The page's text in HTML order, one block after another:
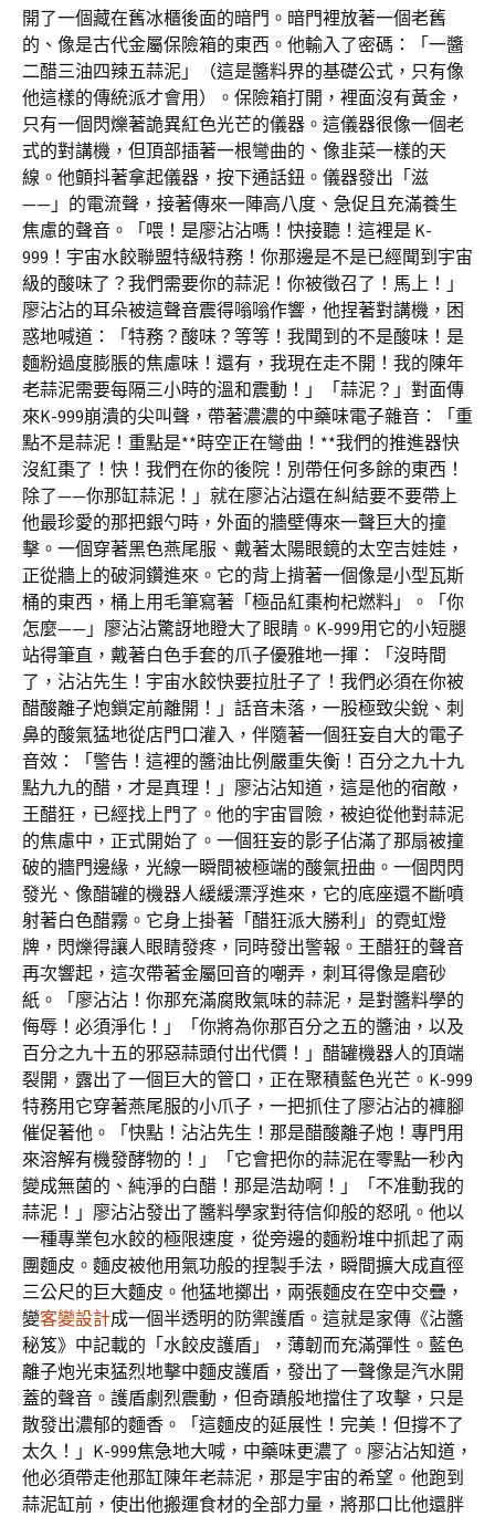
開了一個藏在舊冰櫃後面的暗門。暗門裡放著一個老舊
的、像是古代金屬保險箱的東西。他輸入了密碼：「一醬
二醋三油四辣五蒜泥」（這是醬料界的基礎公式，只有像
他這樣的傳統派才會用）。保險箱打開，裡面沒有黃金，
只有一個閃爍著詭異紅色光芒的儀器。這儀器很像一個老
式的對講機，但頂部插著一根彎曲的、像韭菜一樣的天
線。他顫抖著拿起儀器，按下通話鈕。儀器發出「滋
——」的電流聲，接著傳來一陣高八度、急促且充滿養生
焦慮的聲音。「喂！是廖沾沾嗎！快接聽！這裡是 K-
999！宇宙水餃聯盟特級特務！你那邊是不是已經聞到宇宙
級的酸味了？我們需要你的蒜泥！你被徵召了！馬上！」
廖沾沾的耳朵被這聲音震得嗡嗡作響，他捏著對講機，困
惑地喊道：「特務？酸味？等等！我聞到的不是酸味！是
麵粉過度膨脹的焦慮味！還有，我現在走不開！我的陳年
老蒜泥需要每隔三小時的溫和震動！」「蒜泥？」對面傳
來K-999崩潰的尖叫聲，帶著濃濃的中藥味電子雜音：「重
點不是蒜泥！重點是**時空正在彎曲！**我們的推進器快
沒紅棗了！快！我們在你的後院！別帶任何多餘的東西！
除了——你那缸蒜泥！」就在廖沾沾還在糾結要不要帶上
他最珍愛的那把銀勺時，外面的牆壁傳來一聲巨大的撞
擊。一個穿著黑色燕尾服、戴著太陽眼鏡的太空吉娃娃，
正從牆上的破洞鑽進來。它的背上揹著一個像是小型瓦斯
桶的東西，桶上用毛筆寫著「極品紅棗枸杞燃料」。「你
怎麼——」廖沾沾驚訝地瞪大了眼睛。K-999用它的小短腿
站得筆直，戴著白色手套的爪子優雅地一揮：「沒時間
了，沾沾先生！宇宙水餃快要拉肚子了！我們必須在你被
醋酸離子炮鎖定前離開！」話音未落，一股極致尖銳、刺
鼻的酸氣猛地從店門口灌入，伴隨著一個狂妄自大的電子
音效：「警告！這裡的醬油比例嚴重失衡！百分之九十九
點九九的醋，才是真理！」廖沾沾知道，這是他的宿敵，
王醋狂，已經找上門了。他的宇宙冒險，被迫從他對蒜泥
的焦慮中，正式開始了。一個狂妄的影子佔滿了那扇被撞
破的牆門邊緣，光線一瞬間被極端的酸氣扭曲。一個閃閃
發光、像醋罐的機器人緩緩漂浮進來，它的底座還不斷噴
射著白色醋霧。它身上掛著「醋狂派大勝利」的霓虹燈
牌，閃爍得讓人眼睛發疼，同時發出警報。王醋狂的聲音
再次響起，這次帶著金屬回音的嘲弄，刺耳得像是磨砂
紙。「廖沾沾！你那充滿腐敗氣味的蒜泥，是對醬料學的
侮辱！必須淨化！」「你將為你那百分之五的醬油，以及
百分之九十五的邪惡蒜頭付出代價！」醋罐機器人的頂端
裂開，露出了一個巨大的管口，正在聚積藍色光芒。K-999
特務用它穿著燕尾服的小爪子，一把抓住了廖沾沾的褲腳
催促著他。「快點！沾沾先生！那是醋酸離子炮！專門用
來溶解有機發酵物的！」「它會把你的蒜泥在零點一秒內
變成無菌的、純淨的白醋！那是浩劫啊！」「不准動我的
蒜泥！」廖沾沾發出了醬料學家對待信仰般的怒吼。他以
一種專業包水餃的極限速度，從旁邊的麵粉堆中抓起了兩
團麵皮。麵皮被他用氣功般的捏製手法，瞬間擴大成直徑
三公尺的巨大麵皮。他猛地擲出，兩張麵皮在空中交疊，
變客變設計成一個半透明的防禦護盾。這就是家傳《沾醬
秘笈》中記載的「水餃皮護盾」，薄韌而充滿彈性。藍色
離子炮光束猛烈地擊中麵皮護盾，發出了一聲像是汽水開
蓋的聲音。護盾劇烈震動，但奇蹟般地擋住了攻擊，只是
散發出濃郁的麵香。「這麵皮的延展性！完美！但撐不了
太久！」K-999焦急地大喊，中藥味更濃了。廖沾沾知道，
他必須帶走他那缸陳年老蒜泥，那是宇宙的希望。他跑到
蒜泥缸前，使出他搬運食材的全部力量，將那口比他還胖